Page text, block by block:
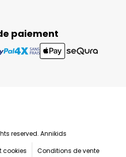
paiement
reserved. Annikids
cookies
Conditions de vente